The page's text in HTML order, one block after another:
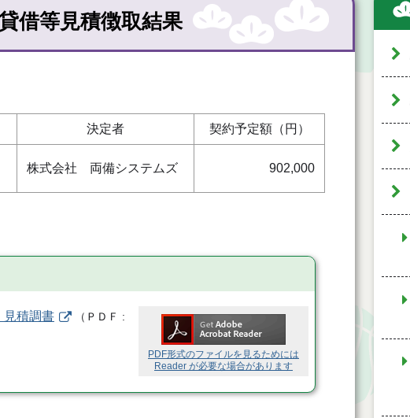
借等見積徴取結果
決定者 契約予定額（円）
株式会社 両備システムズ 902,000
PDF形式のファイルを見るためには
Reader が必要な場合があります
積調書 （ ＰＤＦ